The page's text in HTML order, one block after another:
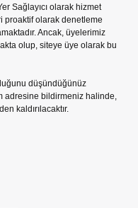
Sağlayıcı olarak hizmet
proaktif olarak denetleme
Ancak, üyelerimiz
olup, siteye üye olarak bu
düşündüğünüz
adresine bildirmeniz halinde,
kaldırılacaktır.